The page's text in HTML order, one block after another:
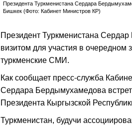
Президента Туркменистана Сердара
Бишкек (Фото: Кабинет Министров КР)
Президент Туркменистана
визитом для участия в
туркменские СМИ.
Как сообщает пресс-служба
Сердара Бердымухамедова
Президента Кыргызской
Туркменистан, будучи